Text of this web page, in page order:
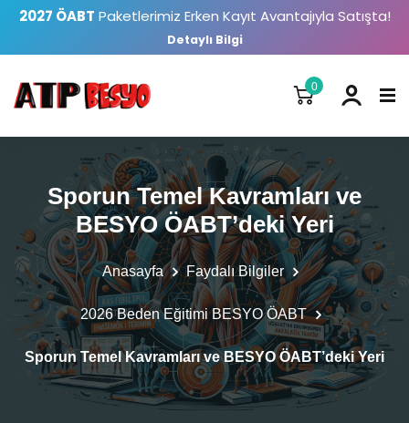
2027 ÖABT Paketlerimiz Erken Kayıt Avantajıyla Satışta!
Detaylı Bilgi
0
Sporun Temel Kavramları ve
BESYO ÖABT’deki Yeri
Anasayfa Faydalı Bilgiler
2026 Beden Eğitimi BESYO ÖABT
Sporun Temel Kavramları ve BESYO ÖABT’deki Yeri